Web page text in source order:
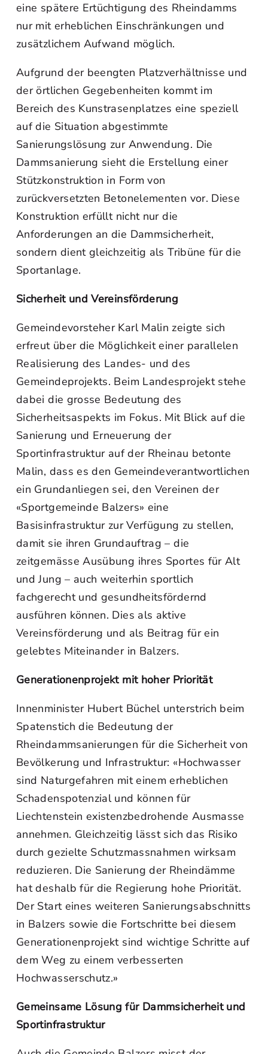
eine spätere Ertüchtigung des Rheindamms
nur mit erheblichen Einschränkungen und
zusätzlichem Aufwand möglich.
Aufgrund der beengten Platzverhältnisse und
der örtlichen Gegebenheiten kommt im
Bereich des Kunstrasenplatzes eine speziell
auf die Situation abgestimmte
Sanierungslösung zur Anwendung. Die
Dammsanierung sieht die Erstellung einer
Stützkonstruktion in Form von
zurückversetzten Betonelementen vor. Diese
Konstruktion erfüllt nicht nur die
Anforderungen an die Dammsicherheit,
sondern dient gleichzeitig als Tribüne für die
Sportanlage.
Sicherheit und Vereinsförderung
Gemeindevorsteher Karl Malin zeigte sich
erfreut über die Möglichkeit einer parallelen
Realisierung des Landes- und des
Gemeindeprojekts. Beim Landesprojekt stehe
dabei die grosse Bedeutung des
Sicherheitsaspekts im Fokus. Mit Blick auf die
Sanierung und Erneuerung der
Sportinfrastruktur auf der Rheinau betonte
Malin, dass es den Gemeindeverantwortlichen
ein Grundanliegen sei, den Vereinen der
«Sportgemeinde Balzers» eine
Basisinfrastruktur zur Verfügung zu stellen,
damit sie ihren Grundauftrag – die
zeitgemässe Ausübung ihres Sportes für Alt
und Jung – auch weiterhin sportlich
fachgerecht und gesundheitsfördernd
ausführen können. Dies als aktive
Vereinsförderung und als Beitrag für ein
gelebtes Miteinander in Balzers.
Generationenprojekt mit hoher Priorität
Innenminister Hubert Büchel unterstrich beim
Spatenstich die Bedeutung der
Rheindammsanierungen für die Sicherheit von
Bevölkerung und Infrastruktur: «Hochwasser
sind Naturgefahren mit einem erheblichen
Schadenspotenzial und können für
Liechtenstein existenzbedrohende Ausmasse
annehmen. Gleichzeitig lässt sich das Risiko
durch gezielte Schutzmassnahmen wirksam
reduzieren. Die Sanierung der Rheindämme
hat deshalb für die Regierung hohe Priorität.
Der Start eines weiteren Sanierungsabschnitts
in Balzers sowie die Fortschritte bei diesem
Generationenprojekt sind wichtige Schritte auf
dem Weg zu einem verbesserten
Hochwasserschutz.»
Gemeinsame Lösung für Dammsicherheit und
Sportinfrastruktur